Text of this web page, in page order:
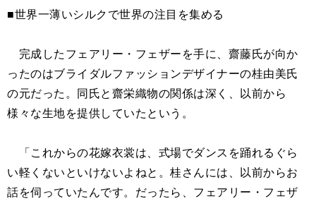
■世界一薄いシルクで世界の注目を集める
完成したフェアリー・フェザーを手に、齋藤氏が向か
ったのはブライダルファッションデザイナーの桂由美氏
の元だった。同氏と齋栄織物の関係は深く、以前から
様々な生地を提供していたという。
「これからの花嫁衣裳は、式場でダンスを踊れるぐら
い軽くないといけないよねと。桂さんには、以前からお
話を伺っていたんです。だったら、フェアリー・フェザ